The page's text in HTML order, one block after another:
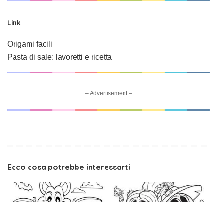
Link
Origami facili
Pasta di sale: lavoretti e ricetta
– Advertisement –
Ecco cosa potrebbe interessarti